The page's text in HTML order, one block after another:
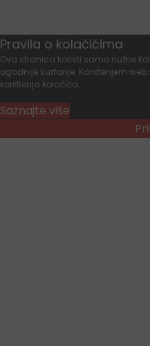
Pravila o kolačićima
Ova stranica koristi samo nužne
ugodnije surfanje. Korištenjem
korištenja kolačića.
Saznajte više